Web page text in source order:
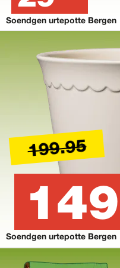
Soendgen urtepotte Bergen
199.95
149
Soendgen urtepotte Bergen